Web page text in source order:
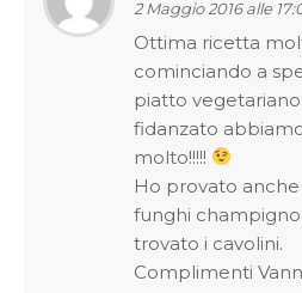
2 Maggio 2016 alle
Ottima ricetta
cominciando a
piatto
fidanzato
molto!!!!!
Ho provato
funghi
trovato i cavolini.
Complimenti